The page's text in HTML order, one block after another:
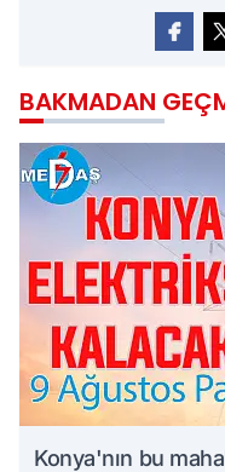
BAKMADAN
Konya'nın bu